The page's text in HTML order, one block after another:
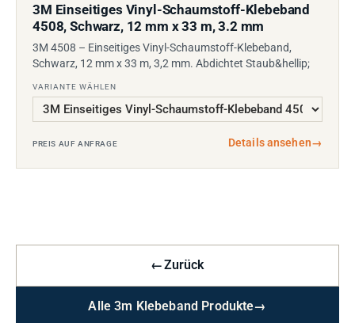
3M Einseitiges Vinyl-Schaumstoff-Klebeband
4508, Schwarz, 12 mm x 33 m, 3.2 mm
3M 4508 – Einseitiges Vinyl-Schaumstoff-Klebeband,
Schwarz, 12 mm x 33 m, 3,2 mm. Abdichtet Staub&hellip;
VARIANTE WÄHLEN
PREIS AUF ANFRAGE Details ansehen→
←Zurück
Alle 3m Klebeband Produkte→